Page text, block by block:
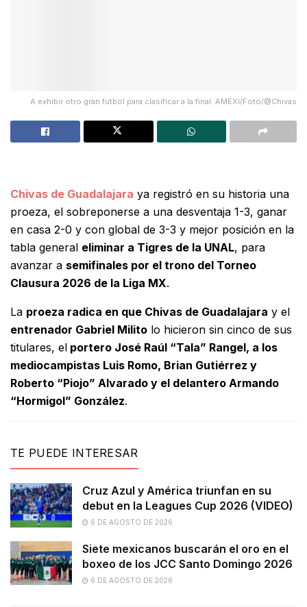
A exhibir otro gran futbol para clasificar a la final. AMEXI/Foto/@Chivas
Chivas de Guadalajara ya registró en su historia una
proeza, el sobreponerse a una desventaja 1-3, ganar
en casa 2-0 y con global de 3-3 y mejor posición en la
tabla general eliminar a Tigres de la UNAL, para
avanzar a semifinales por el trono del Torneo
Clausura 2026 de la Liga MX.
La proeza radica en que Chivas de Guadalajara y el
entrenador Gabriel Milito lo hicieron sin cinco de sus
titulares, el portero José Raúl “Tala” Rangel, a los
mediocampistas Luis Romo, Brian Gutiérrez y
Roberto “Piojo” Alvarado y el delantero Armando
“Hormigol” González.
TE PUEDE INTERESAR
Cruz Azul y América triunfan en su
debut en la Leagues Cup 2026 (VIDEO)
6 DE AGOSTO DE 2026
Siete mexicanos buscarán el oro en el
boxeo de los JCC Santo Domingo 2026
6 DE AGOSTO DE 2026